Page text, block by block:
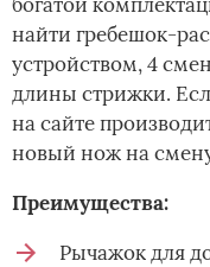
найти гребешок-
устройством, 4
длины стрижки.
на сайте
новый нож на
Преимущества:
Рычажок для